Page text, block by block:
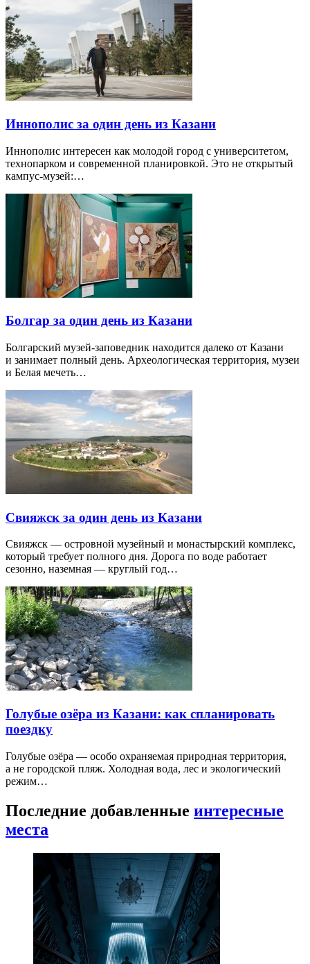
Иннополис за один день из Казани
Иннополис интересен как молодой город с университетом,
технопарком и современной планировкой. Это не открытый
кампус-музей:…
Болгар за один день из Казани
Болгарский музей-заповедник находится далеко от Казани
и занимает полный день. Археологическая территория, музеи
и Белая мечеть…
Свияжск за один день из Казани
Свияжск — островной музейный и монастырский комплекс,
который требует полного дня. Дорога по воде работает
сезонно, наземная — круглый год…
Голубые озёра из Казани: как спланировать
поездку
Голубые озёра — особо охраняемая природная территория,
а не городской пляж. Холодная вода, лес и экологический
режим…
Последние добавленные интересные
места